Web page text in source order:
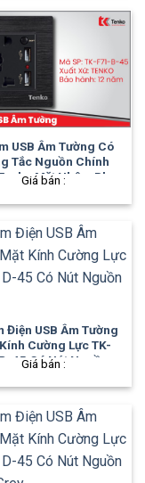
USB Âm Tường Có
Tắc Nguồn Chính
Mặt Nhôm Phay
Giá bán :
Điện USB Âm Tường
Cường Lực TK-
45 Có Nút Nguồn
Giá bán :